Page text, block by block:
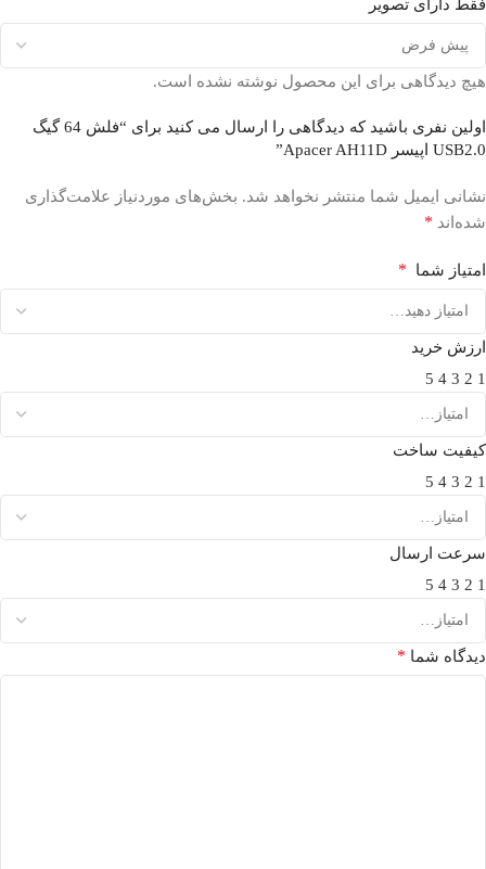
فقط دارای تصویر
هیچ دیدگاهی برای این محصول نوشته نشده است.
اولین نفری باشید که دیدگاهی را ارسال می کنید برای “فلش 64 گیگ
USB2.0 اپیسر Apacer AH11D”
نشانی ایمیل شما منتشر نخواهد شد. بخش‌های موردنیاز علامت‌گذاری
شده‌اند *
امتیاز شما *
ارزش خرید
1
2
3
4
5
کیفیت ساخت
1
2
3
4
5
سرعت ارسال
1
2
3
4
5
دیدگاه شما *